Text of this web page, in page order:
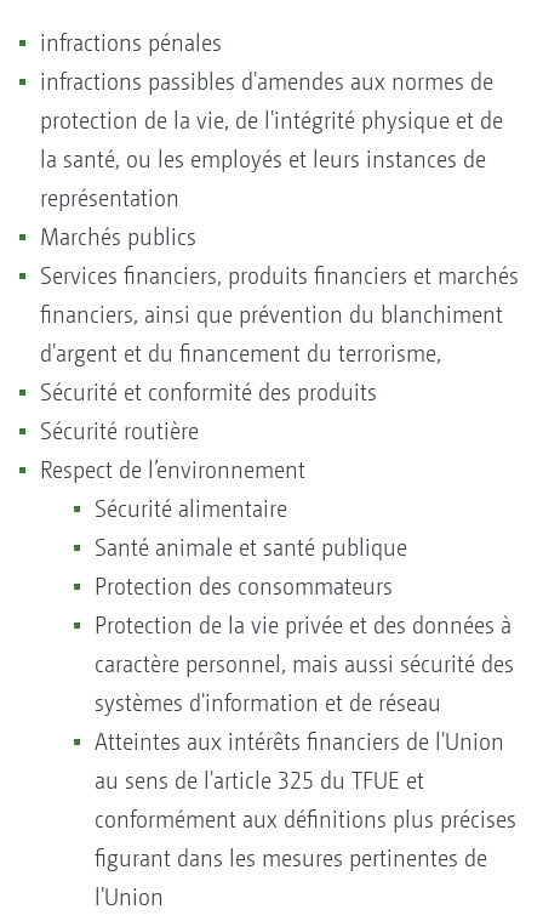
infractions pénales
infractions passibles d'amendes aux normes de
protection de la vie, de l'intégrité physique et de
la santé, ou les employés et leurs instances de
représentation
Marchés publics
Services financiers, produits financiers et marchés
financiers, ainsi que prévention du blanchiment
d'argent et du financement du terrorisme,
Sécurité et conformité des produits
Sécurité routière
Respect de l’environnement
Sécurité alimentaire
Santé animale et santé publique
Protection des consommateurs
Protection de la vie privée et des données à
caractère personnel, mais aussi sécurité des
systèmes d'information et de réseau
Atteintes aux intérêts financiers de l'Union
au sens de l'article 325 du TFUE et
conformément aux définitions plus précises
figurant dans les mesures pertinentes de
l'Union